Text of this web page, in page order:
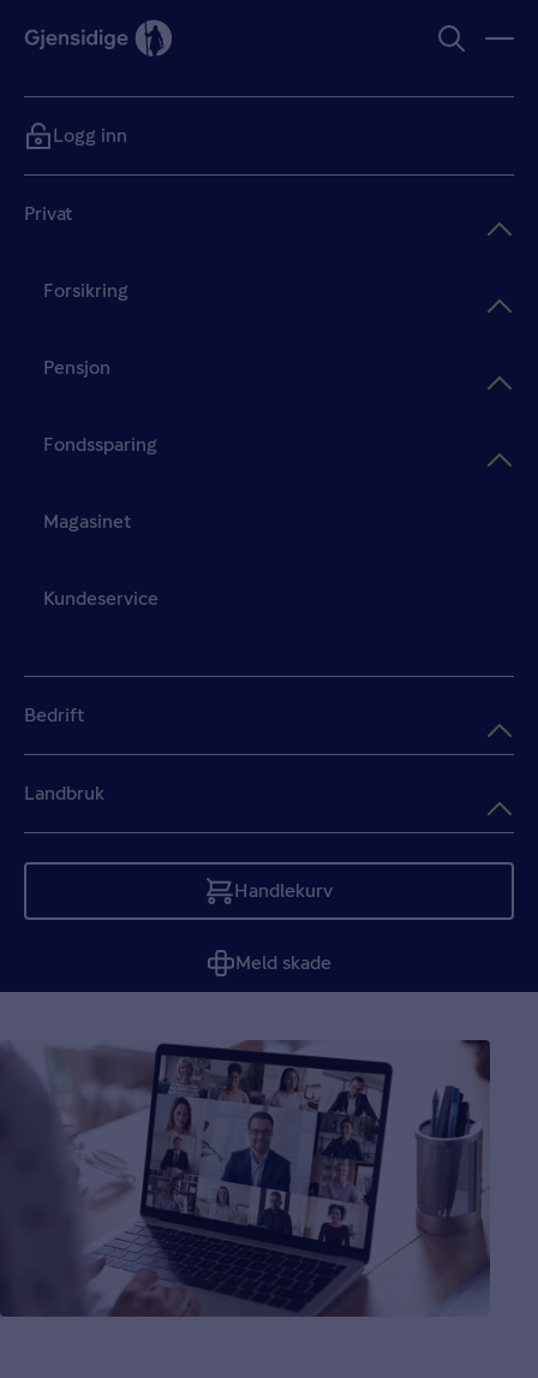
Privat
Forsikring
Pensjon
Fondssparing
Magasinet
Kundeservice
Bedrift
Landbruk
Handlekurv
Tom
Meld skade
Logg inn